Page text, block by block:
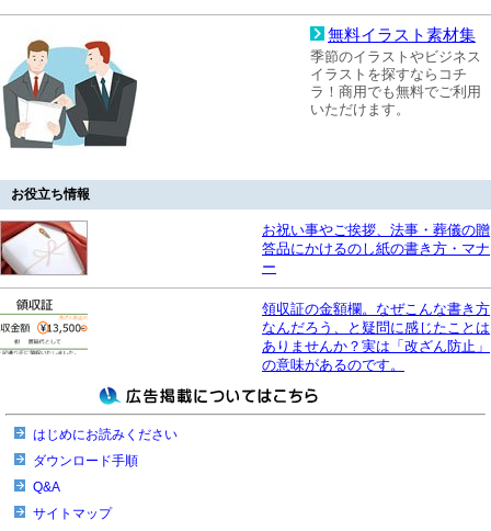
無料イラスト素材集
季節のイラストやビジネス
イラストを探すならコチ
ラ！商用でも無料でご利用
いただけます。
お役立ち情報
お祝い事やご挨拶、法事・葬儀の贈
答品にかけるのし紙の書き方・マナ
ー
領収証の金額欄。なぜこんな書き方
なんだろう、と疑問に感じたことは
ありませんか？実は「改ざん防止」
の意味があるのです。
はじめにお読みください
ダウンロード手順
Q&A
サイトマップ